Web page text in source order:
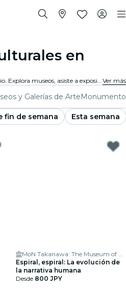
en
Sumérgete en la rica cultura de Tokio. Explora museos, asiste a exposiciones y participa en eventos culturales que expanden tus horizontes. Ver más
y Galerías de Arte
fin de semana
Esta semana
MoN Takanawa: The Museum of Narratives
Espiral, espiral: La evolución de
la narrativa humana
Desde 800 JPY